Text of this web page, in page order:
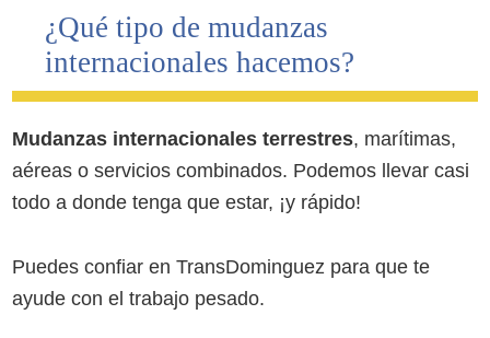
¿Qué tipo de mudanzas
internacionales hacemos?
Mudanzas internacionales terrestres, marítimas,
aéreas o servicios combinados. Podemos llevar casi
todo a donde tenga que estar, ¡y rápido!
Puedes confiar en TransDominguez para que te
ayude con el trabajo pesado.